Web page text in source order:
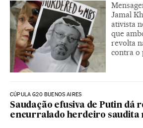
Jamal
ativista
que
revolta
contra o
CÚPULA G20 BUENOS AIRES
Saudação efusiva de Putin dá
encurralado herdeiro saudita